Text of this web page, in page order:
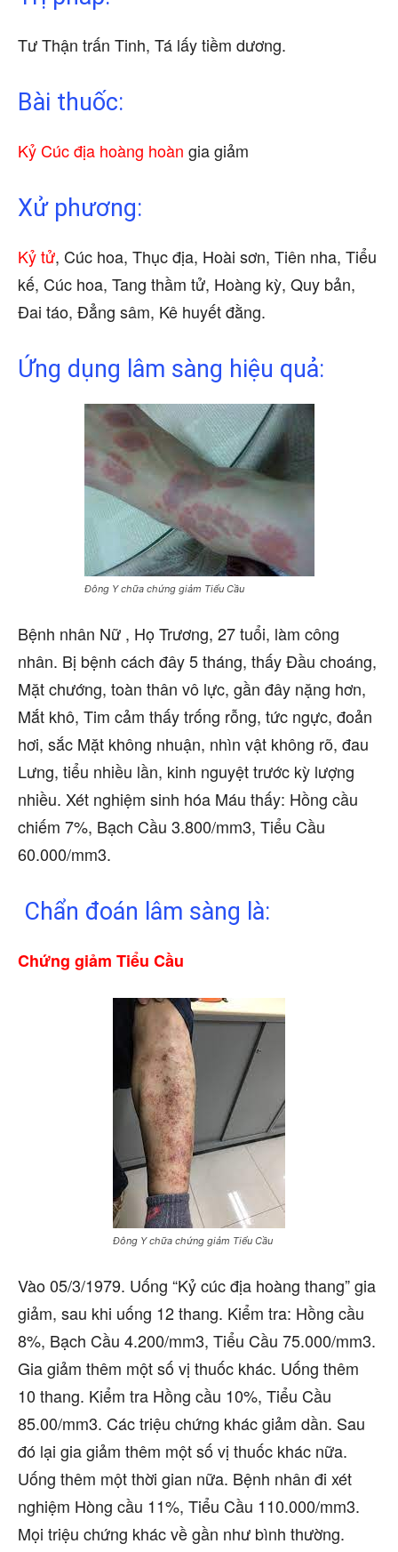
Tư Thận trấn Tinh, Tá lấy tiềm dương.
Bài thuốc:
Kỷ Cúc địa hoàng hoàn gia giảm
Xử phương:
Kỷ tử, Cúc hoa, Thục địa, Hoài sơn, Tiên nha, Tiểu
kế, Cúc hoa, Tang thầm tử, Hoàng kỳ, Quy bản,
Đai táo, Đẳng sâm, Kê huyết đằng.
Ứng dụng lâm sàng hiệu quả:
Đông Y chữa chứng giảm Tiểu Cầu
Bệnh nhân Nữ , Họ Trương, 27 tuổi, làm công
nhân. Bị bệnh cách đây 5 tháng, thấy Đầu choáng,
Mặt chướng, toàn thân vô lực, gần đây nặng hơn,
Mắt khô, Tim cảm thấy trống rỗng, tức ngực, đoản
hơi, sắc Mặt không nhuận, nhìn vật không rõ, đau
Lưng, tiểu nhiều lần, kinh nguyệt trước kỳ lượng
nhiều. Xét nghiệm sinh hóa Máu thấy: Hồng cầu
chiếm 7%, Bạch Cầu 3.800/mm3, Tiểu Cầu
60.000/mm3.
Chẩn đoán lâm sàng là:
Chứng giảm Tiểu Cầu
Đông Y chữa chứng giảm Tiểu Cầu
Vào 05/3/1979. Uống “Kỷ cúc địa hoàng thang” gia
giảm, sau khi uống 12 thang. Kiểm tra: Hồng cầu
8%, Bạch Cầu 4.200/mm3, Tiểu Cầu 75.000/mm3.
Gia giảm thêm một số vị thuốc khác. Uống thêm
10 thang. Kiểm tra Hồng cầu 10%, Tiểu Cầu
85.00/mm3. Các triệu chứng khác giảm dần. Sau
đó lại gia giảm thêm một số vị thuốc khác nữa.
Uống thêm một thời gian nữa. Bệnh nhân đi xét
nghiệm Hòng cầu 11%, Tiểu Cầu 110.000/mm3.
Mọi triệu chứng khác về gần như bình thường.